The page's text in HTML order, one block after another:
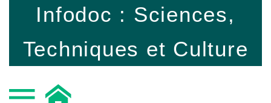
Infodoc : Sciences,
Techniques et Culture